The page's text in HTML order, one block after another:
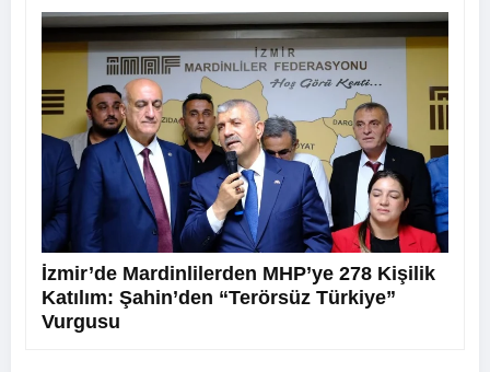
İzmir’de Mardinlilerden MHP’ye 278 Kişilik
Katılım: Şahin’den “Terörsüz Türkiye”
Vurgusu